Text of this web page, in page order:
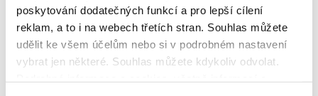
poskytování dodatečných funkcí a pro lepší cílení
reklam, a to i na webech třetích stran. Souhlas můžete
udělit ke všem účelům nebo si v podrobném nastavení
vybrat jen některé. Souhlas můžete kdykoliv odvolat.
Postřehy k čištění jako na dlani